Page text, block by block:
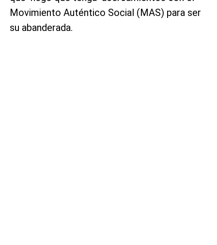
Movimiento Auténtico Social (MAS) para ser
su abanderada.